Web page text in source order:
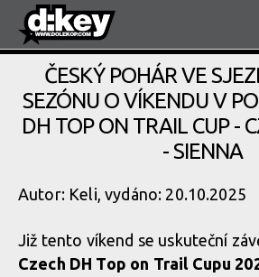
ČESKÝ POHÁR VE
SEZÓNU O VÍKENDU V
DH TOP ON TRAIL CUP -
- SIENNA
Autor: Keli, vydáno: 20.10.2025
Již tento víkend se uskuteční
Czech DH Top on Trail Cupu